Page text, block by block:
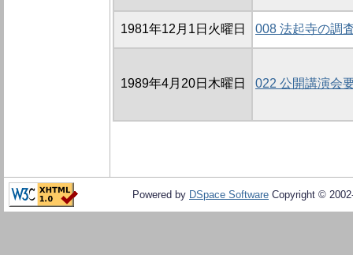
1981年12月1日火曜日 008 法起寺の調
1989年4月20日木曜日 022 公開講演会
Powered by DSpace Software Copyright ©